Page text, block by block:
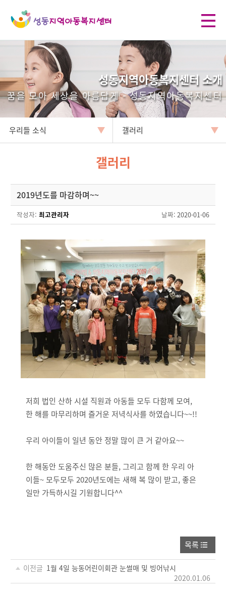
성동지역아동복지센터 소개
꿈을 모아 세상을 아름답게 - 성동지역아동복지센터
우리들 소식 갤러리
갤러리
2019년도를 마감하며~~
작성자: 최고관리자 날짜: 2020-01-06
저희 법인 산하 시설 직원과 아동들 모두 다함께 모여,
한 해를 마무리하며 즐거운 저녁식사를 하였습니다~~!!
우리 아이들이 일년 동안 정말 많이 큰 거 같아요~~
한 해동안 도움주신 많은 분들, 그리고 함께 한 우리 아
이들~ 모두모두 2020년도에는 새해 복 많이 받고, 좋은
일만 가득하시길 기원합니다^^
목록
이전글 1월 4일 능동어린이회관 눈썰매 및 빙어낚시
2020.01.06